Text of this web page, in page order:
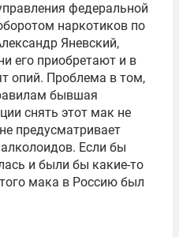
федеральной
наркотиков по
Яневский,
его приобретают и в
опий. Проблема в том,
бывшая
снять этот мак не
предусматривает
Если бы
и были бы какие-то
мака в Россию был